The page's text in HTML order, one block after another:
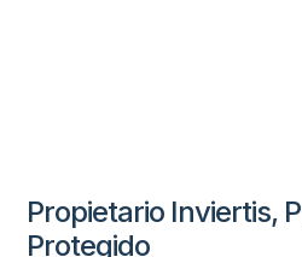
Propietario Inviertis,
Protegido